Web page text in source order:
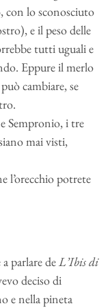
con lo sconosciuto
e il peso delle
tutti uguali e
Eppure il merlo
cambiare, se
Sempronio, i tre
mai visti,
l’orecchio potrete
parlare deL’Ibis di
deciso di
e nella pineta